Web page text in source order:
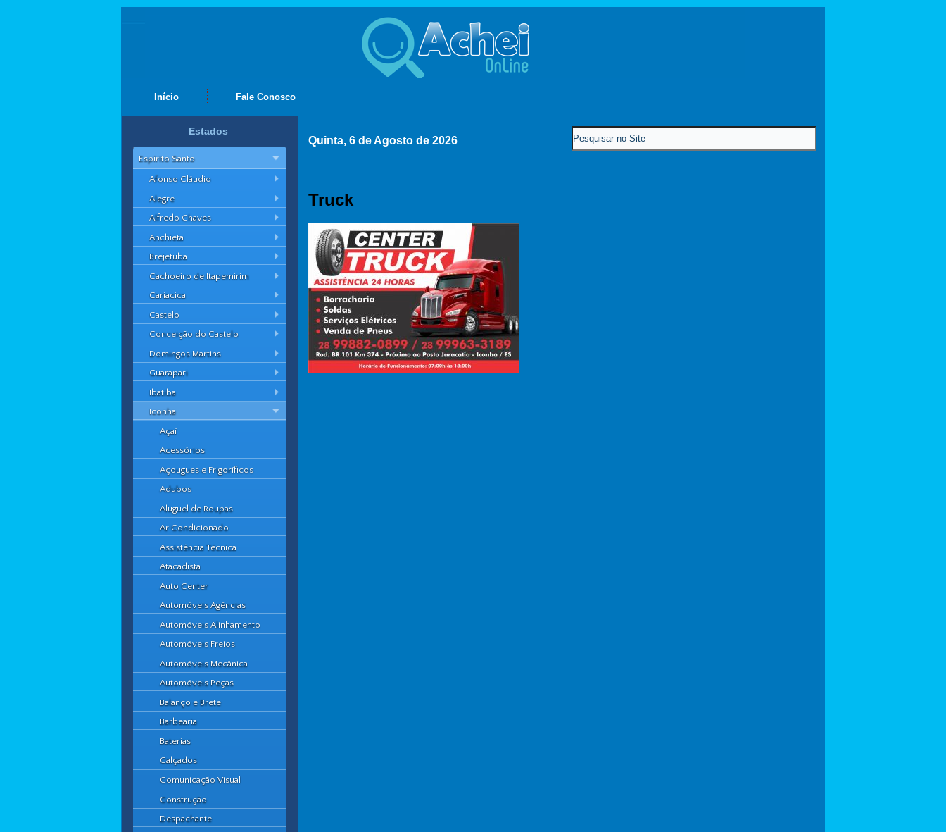
Início Fale Conosco
Estados
Espírito Santo
Afonso Cláudio
Alegre
Alfredo Chaves
Anchieta
Brejetuba
Cachoeiro de Itapemirim
Cariacica
Castelo
Conceição do Castelo
Domingos Martins
Guarapari
Ibatiba
Iconha
Açaí
Acessórios
Açougues e Frigoríficos
Adubos
Aluguel de Roupas
Ar Condicionado
Assistência Técnica
Atacadista
Auto Center
Automóveis Agências
Automóveis Alinhamento
Automóveis Freios
Automóveis Mecânica
Automóveis Peças
Balanço e Brete
Barbearia
Baterias
Calçados
Comunicação Visual
Construção
Despachante
Quinta, 6 de Agosto de 2026
Truck